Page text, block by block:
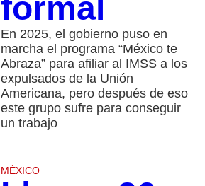
formal
En 2025, el gobierno puso en
marcha el programa “México te
Abraza” para afiliar al IMSS a los
expulsados de la Unión
Americana, pero después de eso
este grupo sufre para conseguir
un trabajo
MÉXICO